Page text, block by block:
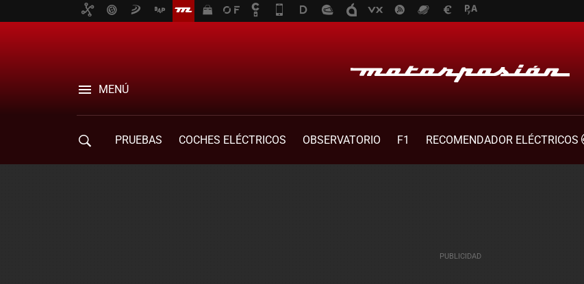
MENÚ
PRUEBAS COCHES ELÉCTRICOS OBSERVATORIO F1
RECOMENDADOR ELÉCTRICOS